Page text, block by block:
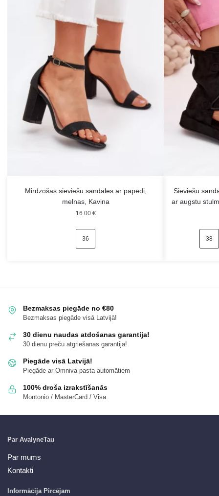
Mirdzošas sieviešu sandales ar papēdi,
melnas, Kavina
16.00 €
36
Sieviešu
ar augstu
38
Bezmaksas piegāde no €80
Bezmaksas piegāde visā Latvijā!
30 dienu naudas atdošanas garantija!
30 dienu preču atgriešanas garantija!
Piegāde visā Latvijā!
Piegāde ar Omniva pasta automātiem
100% droša izrakstīšanās
Montonio / MasterCard / Visa
Par AvalyneTau
Par mums
Kontakti
Informācija Pircējam